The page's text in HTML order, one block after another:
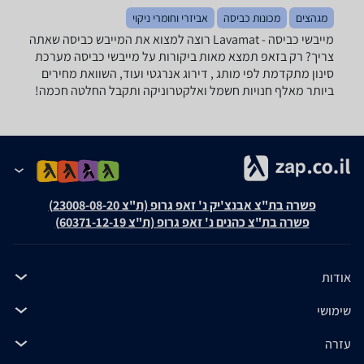
מגהצים מכונות כביסה אביזרי וחומרי ניקוי
מייבשי כביסה - ‏Lavamat רוצה למצוא את המייבש כביסה שאתה
צריך? רק בזאפ תמצא מאות ביקורות על מייבשי כביסה מערכת
סינון מתקדמת לפי מותג , דירוג אנרגטי ועוד, השוואת מחירים
ביותר מאלף חנויות חשמל ואלקטרוניקה ותקבל החלטה חכמה!
פשרה בת"צ אבנצ'יק נ' זאפ גרופ (ת"צ 23008-08-20)
פשרה בת"צ כהנים נ' זאפ גרופ (ת"צ 60371-12-19)
אודות
שימושי
עזרה